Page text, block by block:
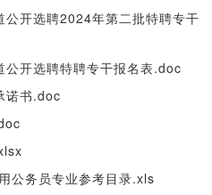
开选聘2024年第二批特聘专干
开选聘特聘专干报名表.doc
诺书.doc
公务员专业参考目录.xls